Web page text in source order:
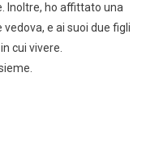
Inoltre, ho affittato una
vedova, e ai suoi due figli
cui vivere.